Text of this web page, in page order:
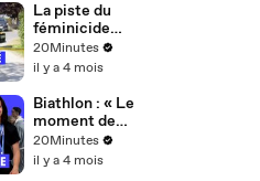
La piste du
féminicide
envisagée
après la
d’une femme
et son bébé
de 15 mois
près de
Nantes
20Minutes
il y a 4 mois
Biathlon : « Le
moment de
décompressio
n fait parfois
20Minutes
il y a 4 mois